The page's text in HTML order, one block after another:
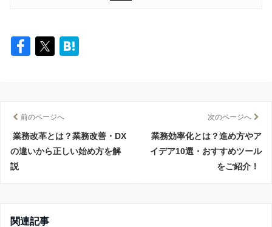
前のページへ
業務改革とは？業務改善・DX
の違いから正しい始め方を解
説
次のページへ
業務効率化とは？進め方やア
イデア10選・おすすめツール
をご紹介！
関連記事